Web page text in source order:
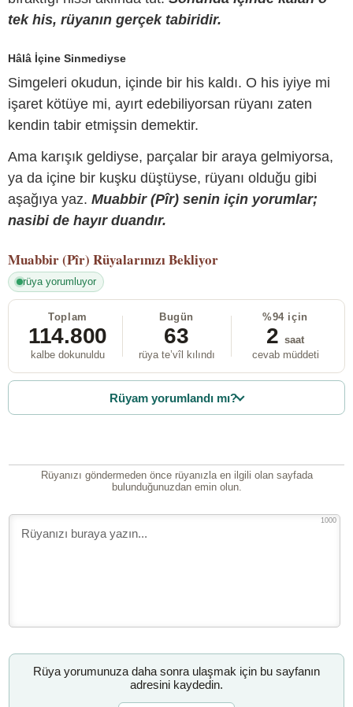
tek his, rüyanın gerçek tabiridir.
Hâlâ İçine Sinmediyse
Simgeleri okudun, içinde bir his kaldı. O his iyiye mi
işaret kötüye mi, ayırt edebiliyorsan rüyanı zaten
kendin tabir etmişsin demektir.
Ama karışık geldiyse, parçalar bir araya gelmiyorsa,
ya da içine bir kuşku düştüyse, rüyanı olduğu gibi
aşağıya yaz. Muabbir (Pîr) senin için yorumlar;
nasibi de hayır duandır.
Muabbir (Pîr) Rüyalarınızı Bekliyor
rüya yorumluyor
Toplam
114.800
kalbe dokunuldu
Bugün
63
rüya te’vîl kılındı
%94 için
2 saat
cevab müddeti
Rüyam yorumlandı mı?
Rüyanızı göndermeden önce rüyanızla en ilgili olan sayfada
bulunduğunuzdan emin olun.
1000
Rüya yorumunuza daha sonra ulaşmak için bu sayfanın
adresini kaydedin.